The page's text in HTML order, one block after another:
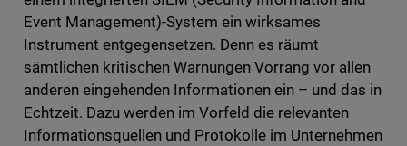
Event Management)-System ein wirksames
Instrument entgegensetzen. Denn es räumt
sämtlichen kritischen Warnungen Vorrang vor allen
anderen eingehenden Informationen ein – und das in
Echtzeit. Dazu werden im Vorfeld die relevanten
Informationsquellen und Protokolle im Unternehmen